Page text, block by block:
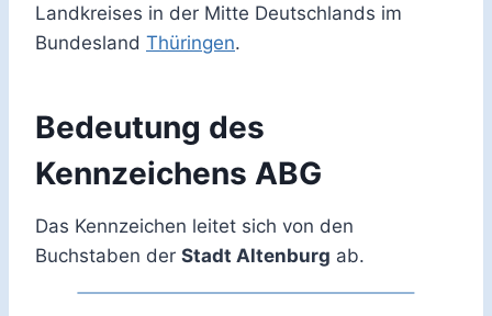
Landkreises in der Mitte Deutschlands im
Bundesland Thüringen.
Bedeutung des
Kennzeichens ABG
Das Kennzeichen leitet sich von den
Buchstaben der Stadt Altenburg ab.